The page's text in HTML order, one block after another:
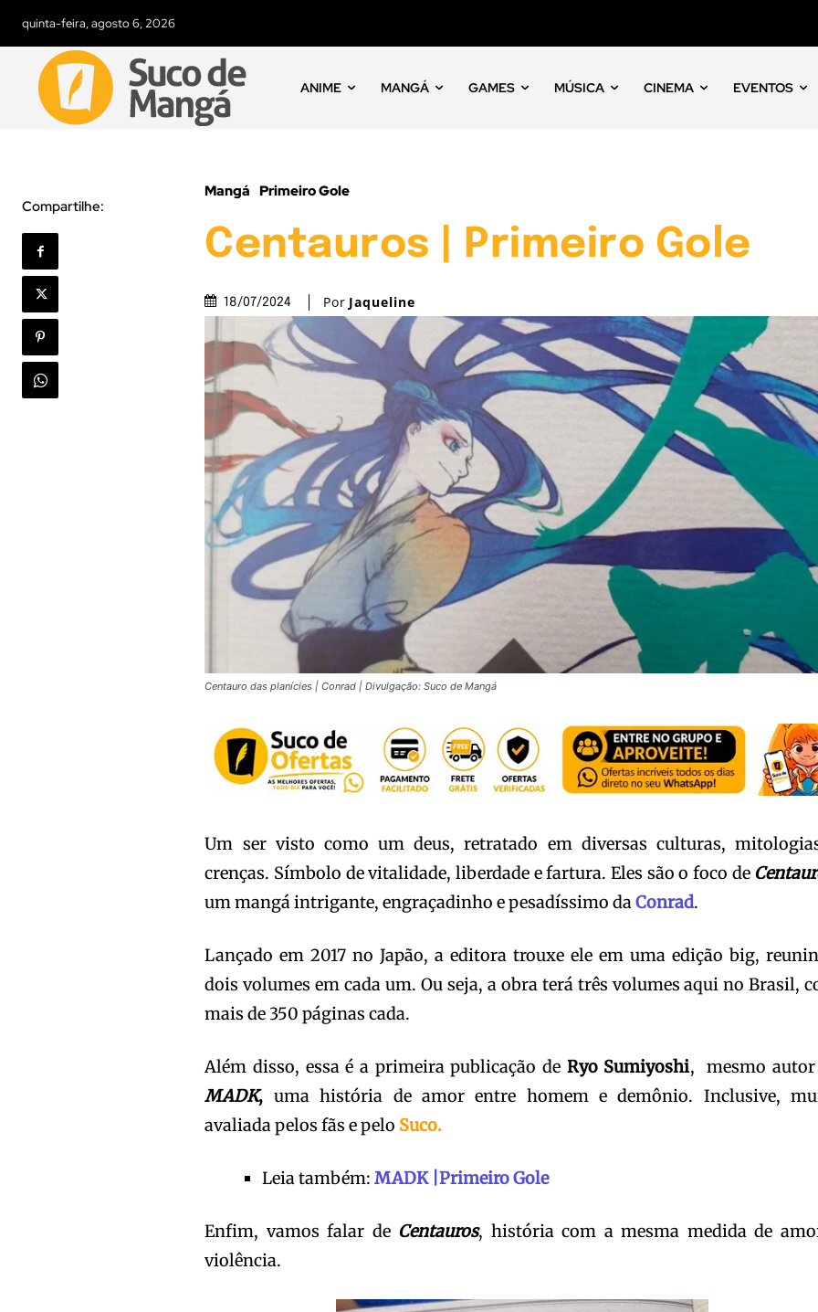
quinta-feira, agosto 6, 2026
ANIME MANGÁ GAMES MÚSICA CINEMA EVENTOS
Compartilhe:
Mangá Primeiro Gole
Centauros | Primeiro Gole
18/07/2024 Por Jaqueline
Centauro das planícies | Conrad | Divulgação: Suco de Mangá
Um ser visto como um deus, retratado em diversas culturas,
crenças. Símbolo de vitalidade, liberdade e fartura. Eles são o foco de
um mangá intrigante, engraçadinho e pesadíssimo daConrad.
Lançado em 2017 no Japão, a editora trouxe ele em uma edição big,
dois volumes em cada um. Ou seja, a obra terá três volumes aqui no Brasil,
mais de 350 páginas cada.
Além disso, essa é a primeira publicação de Ryo Sumiyoshi, mesmo autor
MADK, uma história de amor entre homem e demônio. Inclusive,
avaliada pelos fãs e pelo Suco.
Leia também:MADK |Primeiro Gole
Enfim, vamos falar de Centauros, história com a mesma medida de
violência.